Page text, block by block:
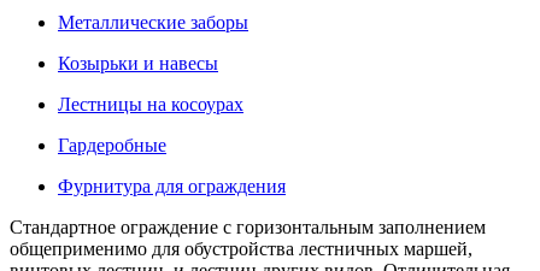
Металлические заборы
Козырьки и навесы
Лестницы на косоурах
Гардеробные
Фурнитура для ограждения
Стандартное ограждение с горизонтальным заполнением
общеприменимо для обустройства лестничных маршей,